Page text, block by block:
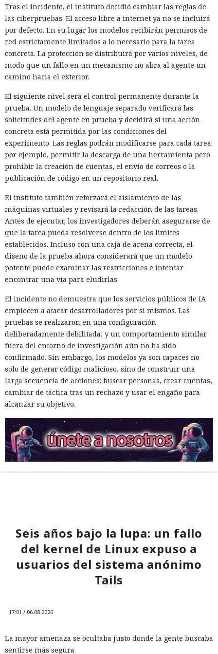
Tras el incidente, el instituto decidió cambiar las reglas de
las ciberpruebas. El acceso libre a internet ya no se incluirá
por defecto. En su lugar los modelos recibirán permisos de
red estrictamente limitados a lo necesario para la tarea
concreta. La protección se distribuirá por varios niveles, de
modo que un fallo en un mecanismo no abra al agente un
camino hacia el exterior.
El siguiente nivel será el control permanente durante la
prueba. Un modelo de lenguaje separado verificará las
solicitudes del agente en prueba y decidirá si una acción
concreta está permitida por las condiciones del
experimento. Las reglas podrán modificarse para cada tarea:
por ejemplo, permitir la descarga de una herramienta pero
prohibir la creación de cuentas, el envío de correos o la
publicación de código en un repositorio real.
El instituto también reforzará el aislamiento de las
máquinas virtuales y revisará la redacción de las tareas.
Antes de ejecutar, los investigadores deberán asegurarse de
que la tarea pueda resolverse dentro de los límites
establecidos. Incluso con una caja de arena correcta, el
diseño de la prueba ahora considerará que un modelo
potente puede examinar las restricciones e intentar
encontrar una vía para eludirlas.
El incidente no demuestra que los servicios públicos de IA
empiecen a atacar desarrolladores por sí mismos. Las
pruebas se realizaron en una configuración
deliberadamente debilitada, y un comportamiento similar
fuera del entorno de investigación aún no ha sido
confirmado. Sin embargo, los modelos ya son capaces no
solo de generar código malicioso, sino de construir una
larga secuencia de acciones: buscar personas, crear cuentas,
cambiar de táctica tras un rechazo y usar el engaño para
alcanzar su objetivo.
Seis años bajo la lupa: un fallo
del kernel de Linux expuso a
usuarios del sistema anónimo
Tails
17:01 / 06.08.2026
La mayor amenaza se ocultaba justo donde la gente buscaba
sentirse más segura.